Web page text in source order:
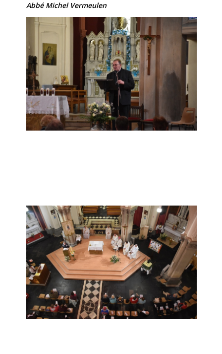
Abbé Michel Vermeulen